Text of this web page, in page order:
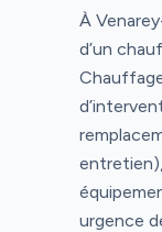
À
d’un
urgence